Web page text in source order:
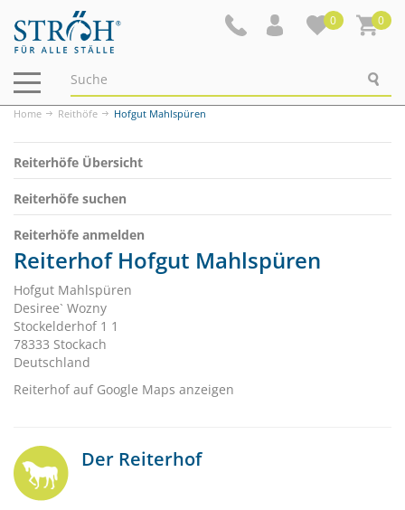
0 0
Navigation
ein-/ausblenden
Home Reithöfe Hofgut Mahlspüren
Reiterhöfe Übersicht
Reiterhöfe suchen
Reiterhöfe anmelden
Reiterhof Hofgut Mahlspüren
Hofgut Mahlspüren
Desiree` Wozny
Stockelderhof 1 1
78333 Stockach
Deutschland
Reiterhof auf Google Maps anzeigen
Der Reiterhof